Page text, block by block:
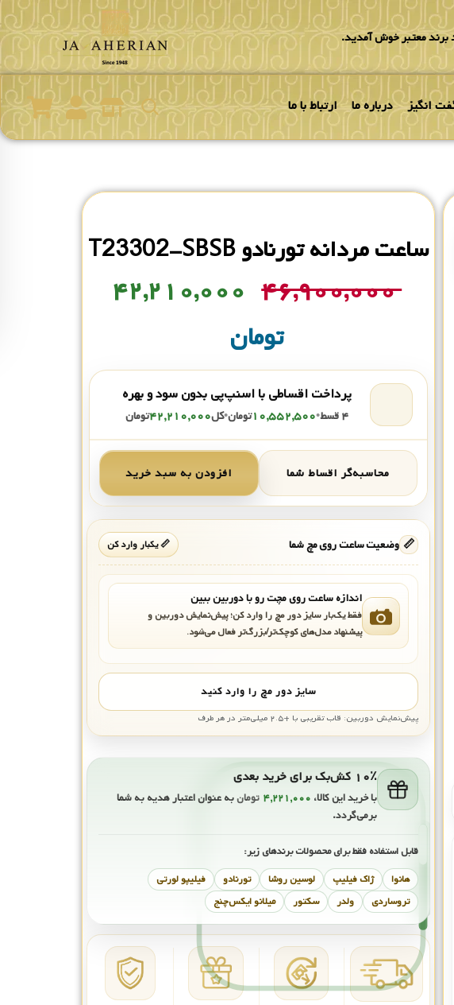
برند معتبر خوش آمدید.
انگیز درباره ما ارتباط با ما
ساعت مردانه تورنادو T23302-SBSB
۴۶,۹۰۰,۰۰۰ ۴۲,۲۱۰,۰۰۰
تومان
پرداخت اقساطی با اسنپ‌پی بدون سود و بهره
۴ قسط •۱۰,۵۵۲,۵۰۰تومان•کل۴۲,۲۱۰,۰۰۰تومان
محاسبه‌گر اقساط شما افزودن به سبد خرید
📏 وضعیت ساعت روی مچ شما 📏 یکبار وارد کن
اندازه ساعت روی مچت رو با دوربین ببین
فقط یک‌بار سایز دور مچ را وارد کن؛ پیش‌نمایش دوربین و
پیشنهاد مدل‌های کوچک‌تر/بزرگ‌تر فعال می‌شود.
سایز دور مچ را وارد کنید
پیش‌نمایش دوربین: قاب تقریبی با +۲.۵ میلی‌متر در هر طرف
۱۰٪ کش‌بک برای خرید بعدی
با خرید این کالا، ۴,۲۲۱,۰۰۰ تومانبه عنوان اعتبار هدیه به شما
برمی‌گردد.
قابل استفاده فقط برای محصولات برندهای زیر:
هانوا ژاک فیلیپ لوسین روشا تورنادو
فیلیپو لورتی
تروساردی
ولدر سکتور میلانو ایکس‌چنج